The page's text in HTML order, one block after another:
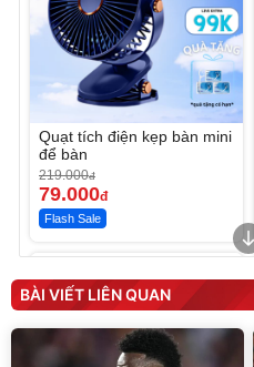
Quạt tích điện kẹp bàn mini
để bàn
219.000đ
79.000đ
Flash Sale
tức thì Vaseline Body
190.000đ
138.330đ
Discount
BÀI VIẾT LIÊN QUAN